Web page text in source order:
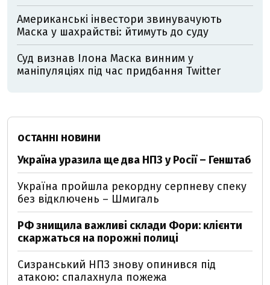
Американські інвестори звинувачують
Маска у шахрайстві: йтимуть до суду
Суд визнав Ілона Маска винним у
маніпуляціях під час придбання Twitter
ОСТАННІ НОВИНИ
Україна уразила ще два НПЗ у Росії – Генштаб
Україна пройшла рекордну серпневу спеку
без відключень – Шмигаль
РФ знищила важливі склади Фори: клієнти
скаржаться на порожні полиці
Сизранський НПЗ знову опинився під
атакою: спалахнула пожежа